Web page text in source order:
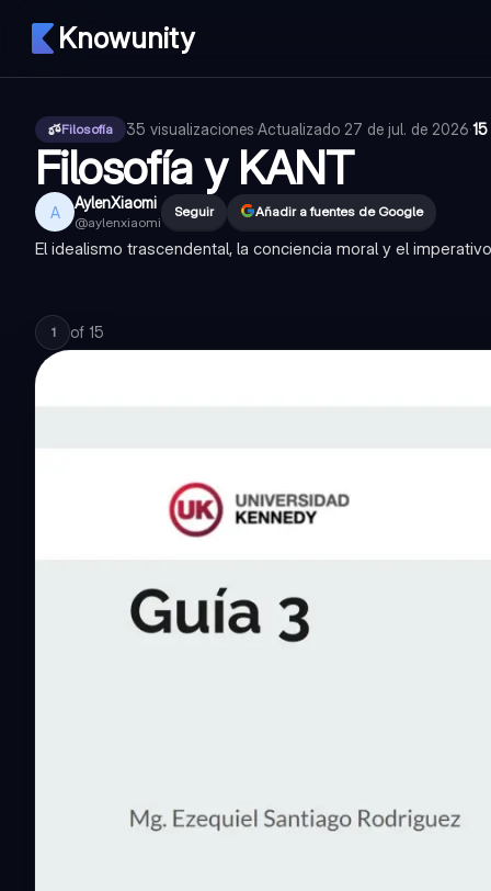
Knowunity
Filosofía 35 visualizaciones·Actualizado 27 de jul. de 2026·
Filosofía y KANT
A AylenXiaomi
@aylenxiaomi
Seguir Añadir a fuentes de Google
El idealismo trascendental, la conciencia moral y el
1 of 15